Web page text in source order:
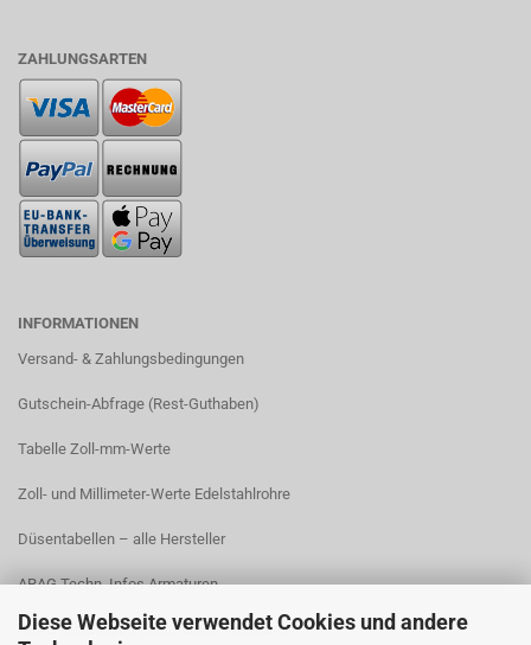
Diese Webseite verwendet Cookies und andere
ZAHLUNGSARTEN
INFORMATIONEN
Versand- & Zahlungsbedingungen​
Gutschein-Abfrage (Rest-Guthaben)
Tabelle Zoll-mm-Werte
Zoll- und Millimeter-Werte Edelstahlrohre
Düsentabellen – alle Hersteller
ARAG Techn. Infos Armaturen
ARAG Installation Gleichdruck-Armaturen